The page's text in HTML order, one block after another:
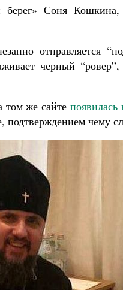
Соня
отправляется
черный
же сайте
чему